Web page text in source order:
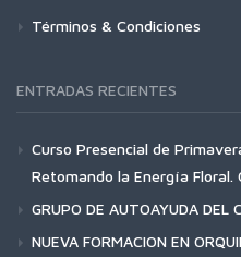
Términos & Condiciones
ENTRADAS RECIENTES
Curso Presencial de
Retomando la Energía Floral.
GRUPO DE AUTOAYUDA DEL
NUEVA FORMACION EN